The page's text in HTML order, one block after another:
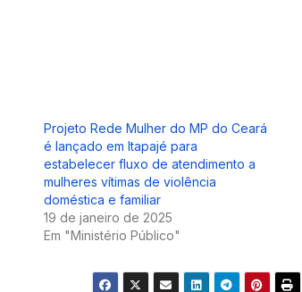
Projeto Rede Mulher do MP do Ceará
é lançado em Itapajé para
estabelecer fluxo de atendimento a
mulheres vítimas de violência
doméstica e familiar
19 de janeiro de 2025
Em "Ministério Público"